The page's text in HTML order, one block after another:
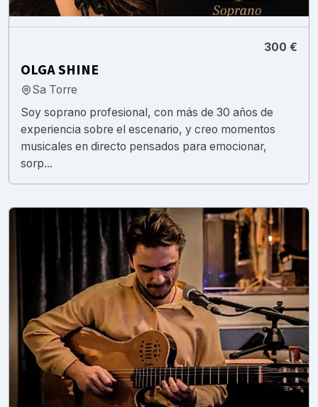
300 €
OLGA SHINE
Sa Torre
Soy soprano profesional, con más de 30 años de
experiencia sobre el escenario, y creo momentos
musicales en directo pensados para emocionar,
sorp...